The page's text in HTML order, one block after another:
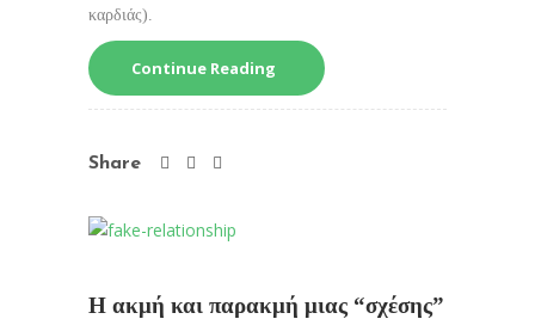
καρδιάς).
Continue Reading
Share
Η ακμή και παρακμή μιας “σχέσης”